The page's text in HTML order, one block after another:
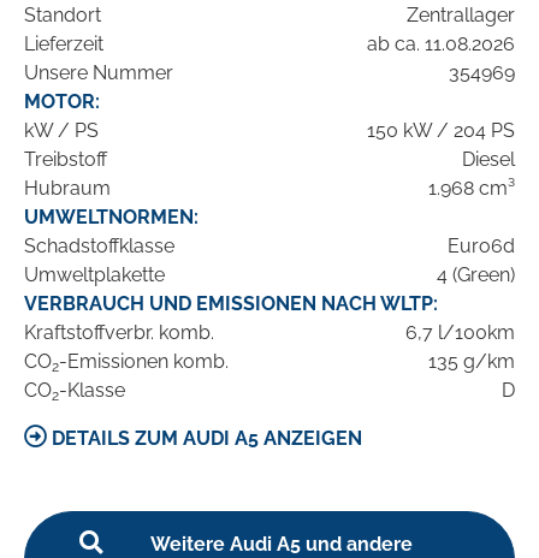
Standort
Zentrallager
Lieferzeit
ab ca. 11.08.2026
Unsere Nummer
354969
MOTOR:
kW / PS
150 kW / 204 PS
Treibstoff
Diesel
Hubraum
1.968 cm³
UMWELTNORMEN:
Schadstoffklasse
Euro6d
Umweltplakette
4 (Green)
VERBRAUCH UND EMISSIONEN NACH WLTP:
Kraftstoffverbr. komb.
6,7 l/100km
CO2-Emissionen komb.
135 g/km
CO2-Klasse D
DETAILS ZUM AUDI A5 ANZEIGEN
Weitere Audi A5 und andere